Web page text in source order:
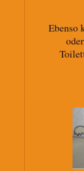
Ebenso